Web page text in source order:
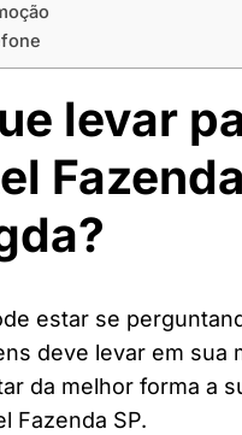
levar
estar se
deve levar em sua
da melhor forma a
Fazenda SP.